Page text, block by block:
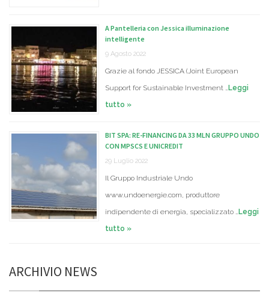
A Pantelleria con Jessica illuminazione
intelligente
9 Agosto 2022
Grazie al fondo JESSICA (Joint European
Support for Sustainable Investment …Leggi
tutto »
BIT SPA: RE-FINANCING DA 33 MLN GRUPPO UNDO
CON MPSCS E UNICREDIT
29 Luglio 2022
Il Gruppo Industriale Undo
www.undoenergie.com, produttore
indipendente di energia, specializzato …Leggi
tutto »
ARCHIVIO NEWS